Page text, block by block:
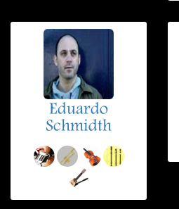
Eduardo
Schmidth